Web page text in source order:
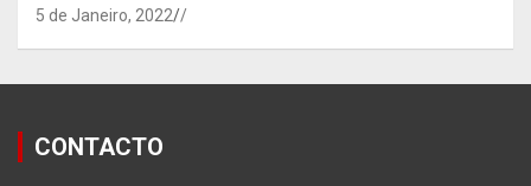
5 de Janeiro, 2022 /
CONTACTO